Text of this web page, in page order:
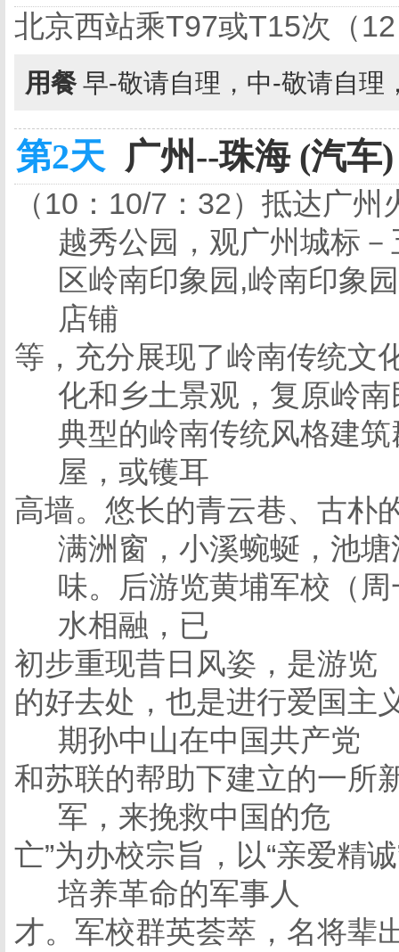
北京西站乘T97或T15次（12
用餐 早-敬请自理，中-敬请自理
第2天 广州--珠海 (汽车)
（10 ： 10/7 ： 32） 抵达广州
越秀公园，观广州城标
区岭南印象园,岭南印象
店铺
等，充分展现了岭南传统文
化和 乡土景观，复原岭
典型的岭南传统风格建
屋，或镬耳
高墙。悠长的青云巷、古朴
满洲窗，小溪蜿蜒，池
味。后游览黄埔军校（
水相融，已
初步重现昔日风姿，是游览
的好去处，也是进行爱国主
期孙中山在中国共产党
和苏联的帮助下建立的一所
军，来挽救中国的危
亡”为办校宗旨，以“亲爱精
培养革命的军事人
才。军校群英荟萃，名将辈